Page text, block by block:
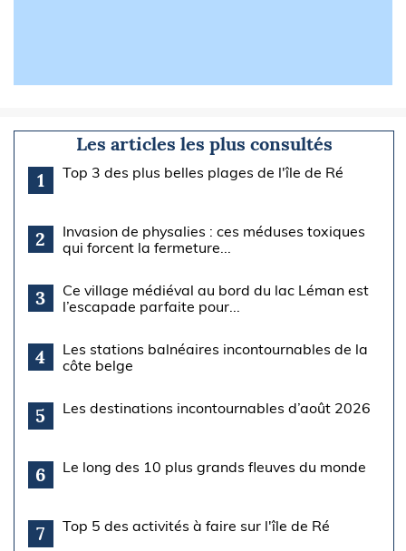
Les articles les plus consultés
1
Top 3 des plus belles plages de l'île de Ré
2
Invasion de physalies : ces méduses toxiques
qui forcent la fermeture...
3
Ce village médiéval au bord du lac Léman est
l’escapade parfaite pour...
4
Les stations balnéaires incontournables de la
côte belge
5 Les destinations incontournables d’août 2026
6 Le long des 10 plus grands fleuves du monde
7 Top 5 des activités à faire sur l'île de Ré